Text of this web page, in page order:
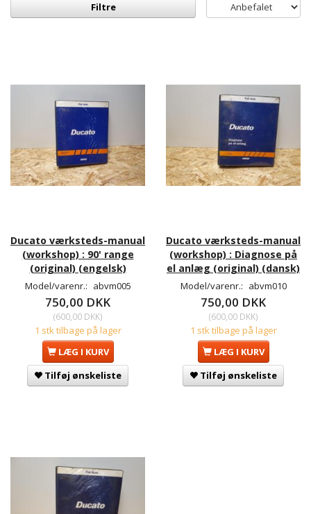
Filtre
Ducato værksteds-manual
(workshop) : 90' range
(original) (engelsk)
Model/varenr.: abvm005
750,00 DKK
(600,00 DKK)
1 stk tilbage på lager
LÆG I KURV
Tilføj ønskeliste
Ducato værksteds-manual
(workshop) : Diagnose på
el anlæg (original) (dansk)
Model/varenr.: abvm010
750,00 DKK
(600,00 DKK)
1 stk tilbage på lager
LÆG I KURV
Tilføj ønskeliste